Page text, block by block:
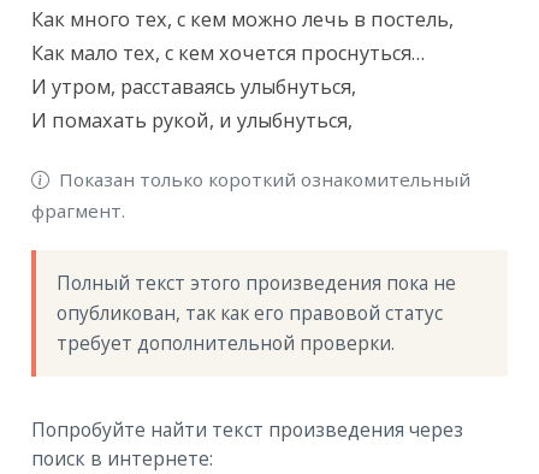
Текст произведения
Как много тех, с кем можно лечь в постель,
Как мало тех, с кем хочется проснуться…
И утром, расставаясь улыбнуться,
И помахать рукой, и улыбнуться,
Показан только короткий ознакомительный
фрагмент.
Полный текст этого произведения пока не
опубликован, так как его правовой статус
требует дополнительной проверки.
Попробуйте найти текст произведения через
поиск в интернете: